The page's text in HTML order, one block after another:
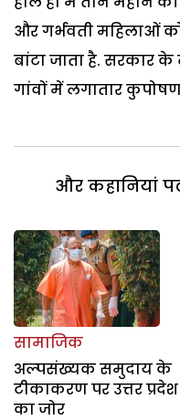
और गर्भवती महिलाओं
बांटा जाता है. सरकार के
गांवों में लगातार
और कहानियां
सामाजिक
अल्‍पसंख्‍यक समुदाय के
टीकाकरण पर उत्तर प्रदेश
का जोर